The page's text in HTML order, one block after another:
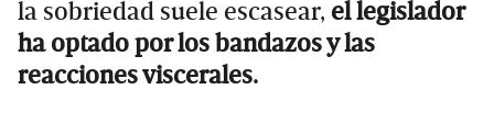
la sobriedad suele escasear, el legislador
ha optado por los bandazos y las
reacciones viscerales.